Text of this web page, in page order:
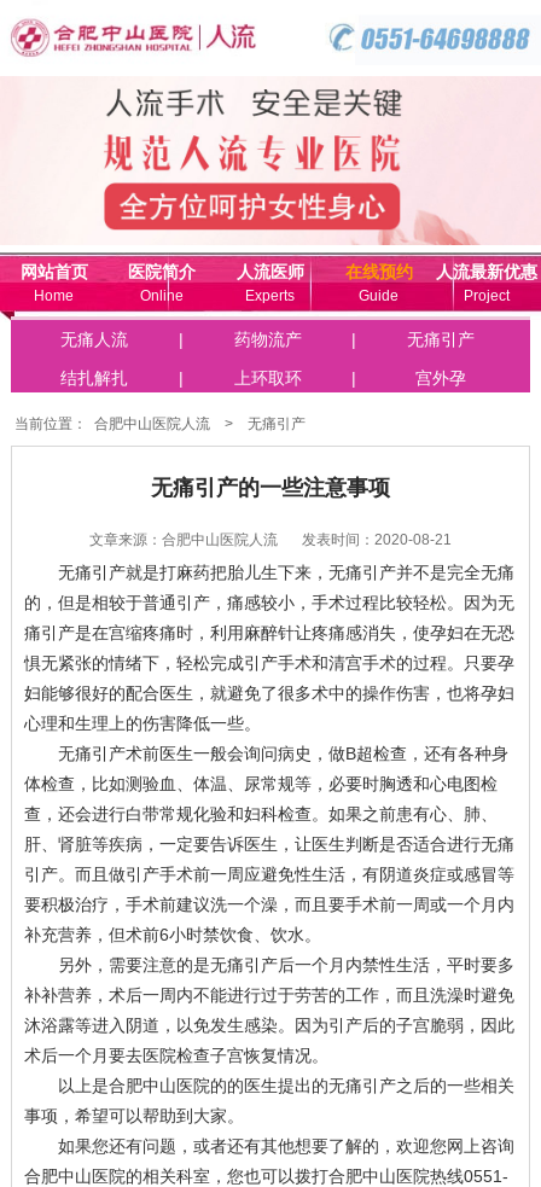
网站首页
Home
医院简介
Online
人流医师
Experts
在线预约
Guide
人流最新优惠
Project
联系我们无痛人流 | 药物流产 |
无痛引产
结扎解扎
| 上环取环 | 宫外孕
当前位置： 合肥中山医院人流 > 无痛引产
无痛引产的一些注意事项
文章来源：合肥中山医院人流 发表时间：2020-08-21
无痛引产就是打麻药把胎儿生下来，无痛引产并不是完全无痛
的，但是相较于普通引产，痛感较小，手术过程比较轻松。因为无
痛引产是在宫缩疼痛时，利用麻醉针让疼痛感消失，使孕妇在无恐
惧无紧张的情绪下，轻松完成引产手术和清宫手术的过程。只要孕
妇能够很好的配合医生，就避免了很多术中的操作伤害，也将孕妇
心理和生理上的伤害降低一些。
无痛引产术前医生一般会询问病史，做B超检查，还有各种身
体检查，比如测验血、体温、尿常规等，必要时胸透和心电图检
查，还会进行白带常规化验和妇科检查。如果之前患有心、肺、
肝、肾脏等疾病，一定要告诉医生，让医生判断是否适合进行无痛
引产。而且做引产手术前一周应避免性生活，有阴道炎症或感冒等
要积极治疗，手术前建议洗一个澡，而且要手术前一周或一个月内
补充营养，但术前6小时禁饮食、饮水。
另外，需要注意的是无痛引产后一个月内禁性生活，平时要多
补补营养，术后一周内不能进行过于劳苦的工作，而且洗澡时避免
沐浴露等进入阴道，以免发生感染。因为引产后的子宫脆弱，因此
术后一个月要去医院检查子宫恢复情况。
以上是合肥中山医院的的医生提出的无痛引产之后的一些相关
事项，希望可以帮助到大家。
如果您还有问题，或者还有其他想要了解的，欢迎您网上咨询
合肥中山医院的相关科室，您也可以拨打合肥中山医院热线0551-